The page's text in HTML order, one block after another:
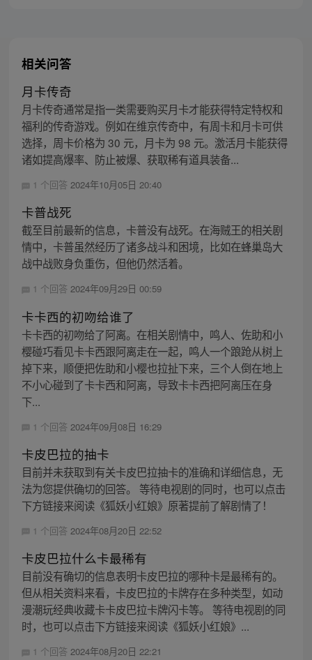
相关问答
月卡传奇
月卡传奇通常是指一类需要购买月卡才能获得特定特权和
福利的传奇游戏。例如在维京传奇中，有周卡和月卡可供
选择，周卡价格为 30 元，月卡为 98 元。激活月卡能获得
诸如提高爆率、防止被爆、获取稀有道具装备...
1 个回答 2024年10月05日 20:40
卡普战死
截至目前最新的信息，卡普没有战死。在海贼王的相关剧
情中，卡普虽然经历了诸多战斗和困境，比如在蜂巢岛大
战中战败身负重伤，但他仍然活着。
1 个回答 2024年09月29日 00:59
卡卡西的初吻给谁了
卡卡西的初吻给了阿离。在相关剧情中，鸣人、佐助和小
樱碰巧看见卡卡西跟阿离走在一起，鸣人一个踉跄从树上
掉下来，顺便把佐助和小樱也拉扯下来，三个人倒在地上
不小心碰到了卡卡西和阿离，导致卡卡西把阿离压在身
下...
1 个回答 2024年09月08日 16:29
卡皮巴拉的抽卡
目前并未获取到有关卡皮巴拉抽卡的准确和详细信息，无
法为您提供确切的回答。 等待电视剧的同时，也可以点击
下方链接来阅读《狐妖小红娘》原著提前了解剧情了！
1 个回答 2024年08月20日 22:52
卡皮巴拉什么卡最稀有
目前没有确切的信息表明卡皮巴拉的哪种卡是最稀有的。
但从相关资料来看，卡皮巴拉的卡牌存在多种类型，如动
漫潮玩经典收藏卡卡皮巴拉卡牌闪卡等。 等待电视剧的同
时，也可以点击下方链接来阅读《狐妖小红娘》...
1 个回答 2024年08月20日 22:21